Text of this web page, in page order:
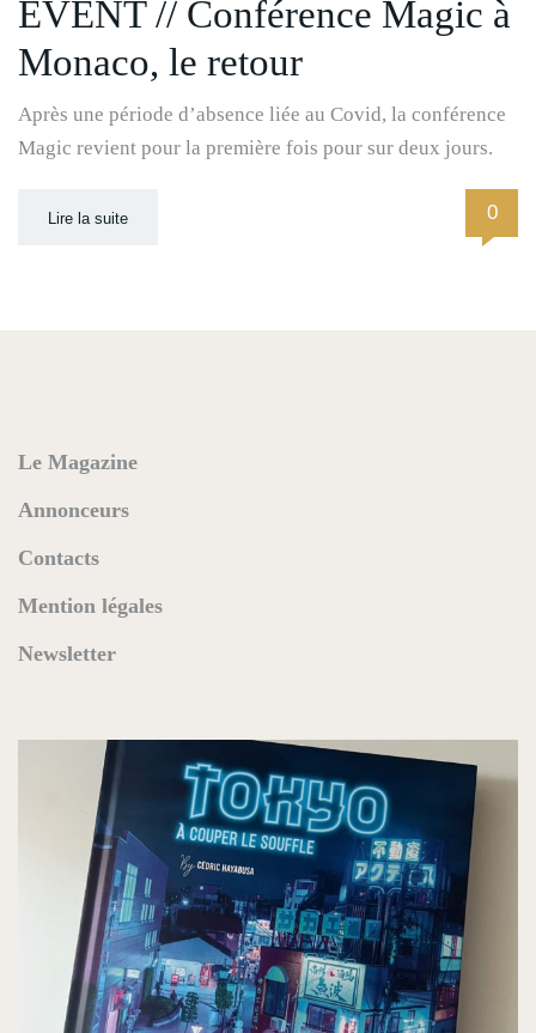
EVENT // Conférence Magic à
Monaco, le retour
Après une période d’absence liée au Covid, la conférence
Magic revient pour la première fois pour sur deux jours.
Lire la suite 0
Le Magazine
Annonceurs
Contacts
Mention légales
Newsletter